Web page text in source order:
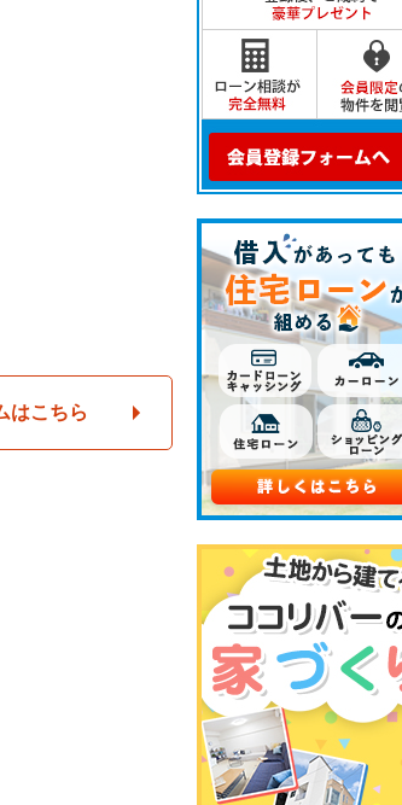
はこちら